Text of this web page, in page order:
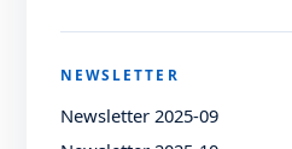
NEWSLETTER
Newsletter 2025-09